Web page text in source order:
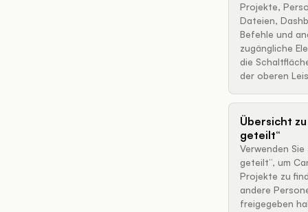
Projekte,
Dateien,
Befehle und
zugängliche
die
der oberen
Übersicht
geteilt“
Verwenden Sie
geteilt“, um
Projekte zu
andere
freigegeben